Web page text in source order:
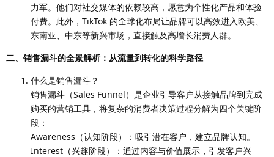
力军。他们对社交媒体的依赖较高，愿意为个性化产品和体验
付费。此外，TikTok 的全球化布局让品牌可以高效进入欧美、
东南亚、中东等新兴市场，直接触及高增长消费人群。
二、销售漏斗的全景解析：从流量到转化的科学路径
什么是销售漏斗？
销售漏斗（Sales Funnel）是企业引导客户从接触品牌到完成
购买的营销工具，将复杂的消费者决策过程分解为四个关键阶
段：
Awareness（认知阶段）：吸引潜在客户，建立品牌认知。
Interest（兴趣阶段）：通过内容与价值展示，引发客户兴